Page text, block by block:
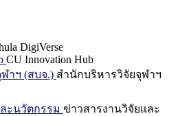
DigiVerse
CU Innovation Hub
าฯ (สบจ.) สำนักบริหารวิจัยจุฬาฯ
ะนวัตกรรม ข่าวสารงานวิจัยและ